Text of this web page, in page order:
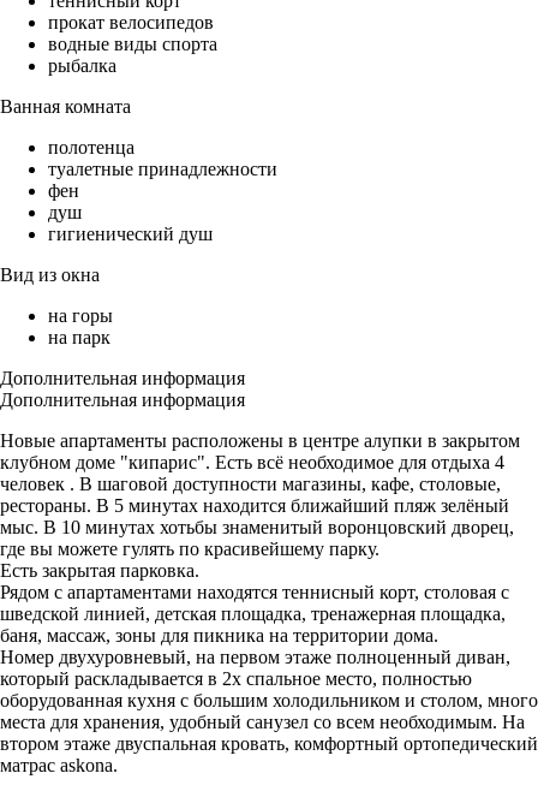
прокат велосипедов
водные виды спорта
рыбалка
Ванная комната
полотенца
туалетные принадлежности
фен
душ
гигиенический душ
Вид из окна
на горы
на парк
Дополнительная информация
Дополнительная информация
Новые апартаменты расположены в центре алупки в закрытом
клубном доме "кипарис". Есть всё необходимое для отдыха 4
человек . В шаговой доступности магазины, кафе, столовые,
рестораны. В 5 минутах находится ближайший пляж зелёный
мыс. В 10 минутах хотьбы знаменитый воронцовский дворец,
где вы можете гулять по красивейшему парку.
Есть закрытая парковка.
Рядом с апартаментами находятся теннисный корт, столовая с
шведской линией, детская площадка, тренажерная площадка,
баня, массаж, зоны для пикника на территории дома.
Номер двухуровневый, на первом этаже полноценный диван,
который раскладывается в 2х спальное место, полностью
оборудованная кухня с большим холодильником и столом, много
места для хранения, удобный санузел со всем необходимым. На
втором этаже двуспальная кровать, комфортный ортопедический
матрас askona.